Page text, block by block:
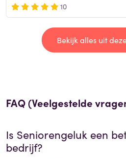
10
Bekijk alles uit
FAQ (Veelgestelde
Is Seniorengeluk een
bedrijf?